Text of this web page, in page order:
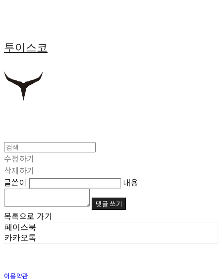
투이스코
수정하기
삭제하기
글쓴이
내용
댓글 쓰기
목록으로 가기
페이스북
카카오톡
이용약관